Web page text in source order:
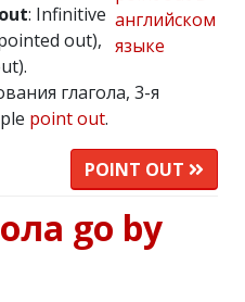
: Infinitive
out),
глагола, 3-я
point out.
POINT OUT
go by